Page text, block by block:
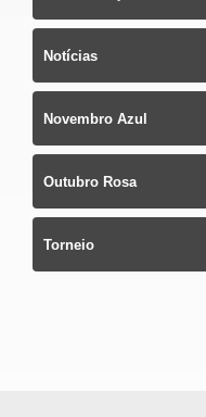
Notícias
Novembro Azul
Outubro Rosa
Torneio